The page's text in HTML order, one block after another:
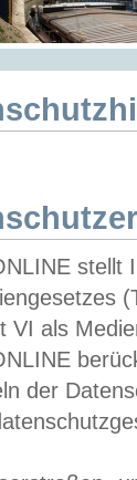
stellt
VI als
der